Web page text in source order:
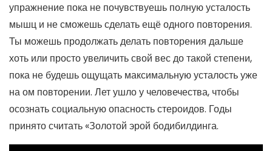
упражнение пока не почувствуешь полную усталость
мышц и не сможешь сделать ещё одного повторения.
Ты можешь продолжать делать повторения дальше
хоть или просто увеличить свой вес до такой степени,
пока не будешь ощущать максимальную усталость уже
на ом повторении. Лет ушло у человечества, чтобы
осознать социальную опасность стероидов. Годы
принято считать «Золотой эрой бодибилдинга.